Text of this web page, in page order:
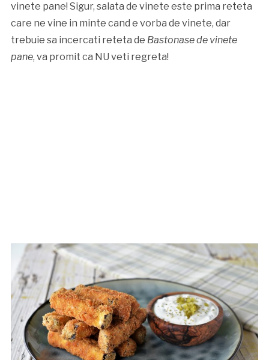
vinete pane! Sigur, salata de vinete este prima reteta
care ne vine in minte cand e vorba de vinete, dar
trebuie sa incercati reteta de Bastonase de vinete
pane, va promit ca NU veti regreta!